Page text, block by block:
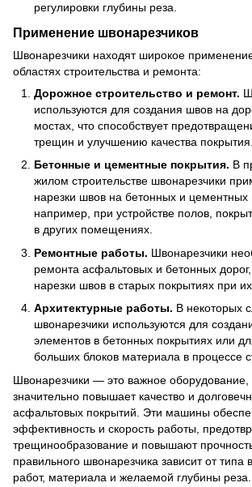
регулировки глубины реза.
Применение швонарезчиков
Швонарезчики находят широкое
областях строительства и ремонта:
Дорожное строительство и ремонт.
используются для создания швов на
мостах, что способствует
трещин и улучшению качества покрытия.
Бетонные и цементные покрытия. В
жилом строительстве швонарезчики
нарезки швов на бетонных и цементных
например, при устройстве полов,
в других помещениях.
Ремонтные работы. Швонарезчики
ремонта асфальтовых и бетонных
нарезки швов в старых покрытиях при
Архитектурные работы. В некоторых
швонарезчики используются для
элементов в бетонных покрытиях или
больших блоков материала в процессе
Швонарезчики — это важное оборудование,
значительно повышает качество и
асфальтовых покрытий. Эти машины
эффективность и скорость работы,
трещинообразование и повышают
правильного швонарезчика зависит от
работ, материала и желаемой глубины реза.